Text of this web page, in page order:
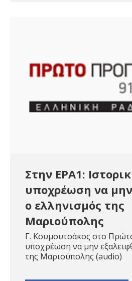
Στην ΕΡΑ1:
υποχρέωση να μην
ο ελληνισμός της
Μαριούπολης
Γ. Κουμουτσάκος στο
υποχρέωση να μην
της Μαριούπολης (audio)